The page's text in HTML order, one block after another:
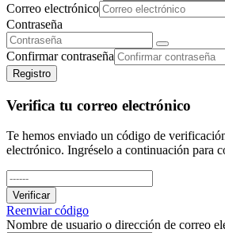
Correo electrónico
Contraseña
Confirmar contraseña
Registro
Verifica tu correo electrónico
Te hemos enviado un código de
electrónico. Ingréselo a continuación para
Verificar
Reenviar código
Nombre de usuario o dirección de correo